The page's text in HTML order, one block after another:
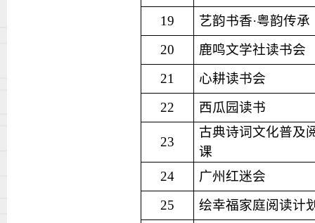
19
艺韵书香·粤韵传承
20
鹿鸣文学社读书会
21
心耕读书会
22
西瓜园读书
23
古典诗词文化普及
课
24
广州红迷会
25
绘幸福家庭阅读计